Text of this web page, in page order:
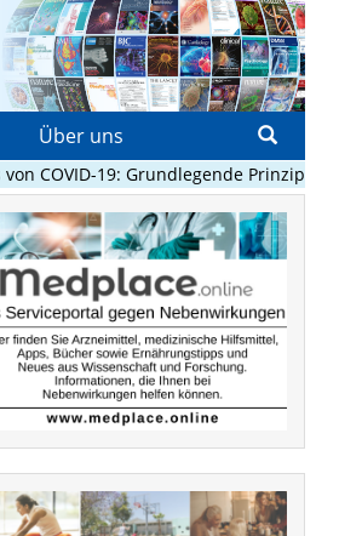
Über uns
COVID-19: Grundlegende Prinzipien, die